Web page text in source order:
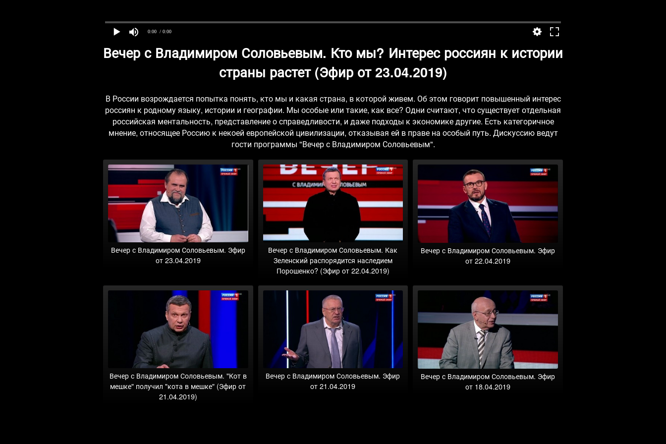
0:00 / 0:00
Вечер с Владимиром Соловьевым. Кто мы? Интерес россиян к истории
страны растет (Эфир от 23.04.2019)
В России возрождается попытка понять, кто мы и какая страна, в которой живем. Об этом говорит повышенный интерес
россиян к родному языку, истории и географии. Мы особые или такие, как все? Одни считают, что существует отдельная
российская ментальность, представление о справедливости, и даже подходы к экономике другие. Есть категоричное
мнение, относящее Россию к некоей европейской цивилизации, отказывая ей в праве на особый путь. Дискуссию ведут
гости программы "Вечер с Владимиром Соловьевым".
Вечер с Владимиром Соловьевым. Эфир
от 23.04.2019
Вечер с Владимиром Соловьевым. Как
Зеленский распорядится наследием
Порошенко? (Эфир от 22.04.2019)
Вечер с Владимиром Соловьевым. Эфир
от 22.04.2019
Вечер с Владимиром Соловьевым. "Кот в
мешке" получил "кота в мешке" (Эфир от
21.04.2019)
Вечер с Владимиром Соловьевым. Эфир
от 21.04.2019
Вечер с Владимиром Соловьевым. Эфир
от 18.04.2019